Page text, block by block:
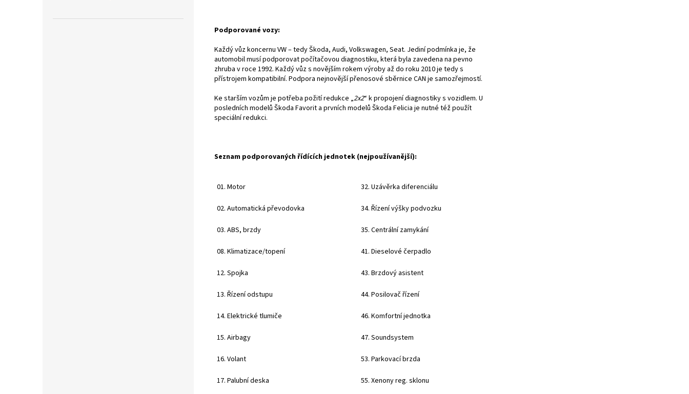
Podporované vozy:
Každý vůz koncernu VW – tedy Škoda, Audi, Volkswagen, Seat. Jediní podmínka je, že
automobil musí podporovat počítačovou diagnostiku, která byla zavedena na pevno
zhruba v roce 1992. Každý vůz s novějším rokem výroby až do roku 2010 je tedy s
přístrojem kompatibilní. Podpora nejnovější přenosové sběrnice CAN je samozřejmostí.
Ke starším vozům je potřeba požití redukce „2x2“ k propojení diagnostiky s vozidlem. U
posledních modelů Škoda Favorit a prvních modelů Škoda Felicia je nutné též použít
speciální redukci.
Seznam podporovaných řídících jednotek (nejpoužívanější):
01. Motor 32. Uzávěrka diferenciálu
02. Automatická převodovka 34. Řízení výšky podvozku
03. ABS, brzdy 35. Centrální zamykání
08. Klimatizace/topení 41. Dieselové čerpadlo
12. Spojka 43. Brzdový asistent
13. Řízení odstupu 44. Posilovač řízení
14. Elektrické tlumiče 46. Komfortní jednotka
15. Airbagy 47. Soundsystem
16. Volant 53. Parkovací brzda
17. Palubní deska 55. Xenony reg. sklonu